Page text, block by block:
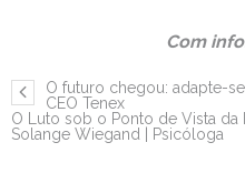
Com
O futuro chegou: adapte-
CEO Tenex
O Luto sob o Ponto de Vista da
Solange Wiegand | Psicóloga